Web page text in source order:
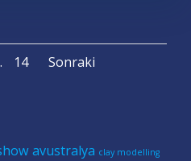
Page
14
Posts
Sonraki
avustralya clay modelling